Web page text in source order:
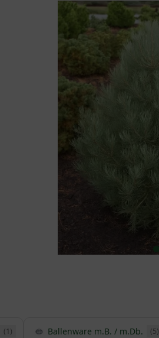
(1) Ballenware m.B. / m.Db. (5)